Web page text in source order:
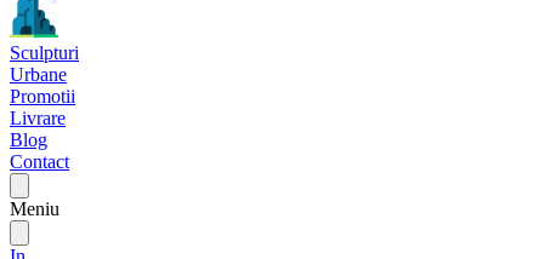
Sculpturi
Urbane
Promotii
Livrare
Blog
Contact
Meniu